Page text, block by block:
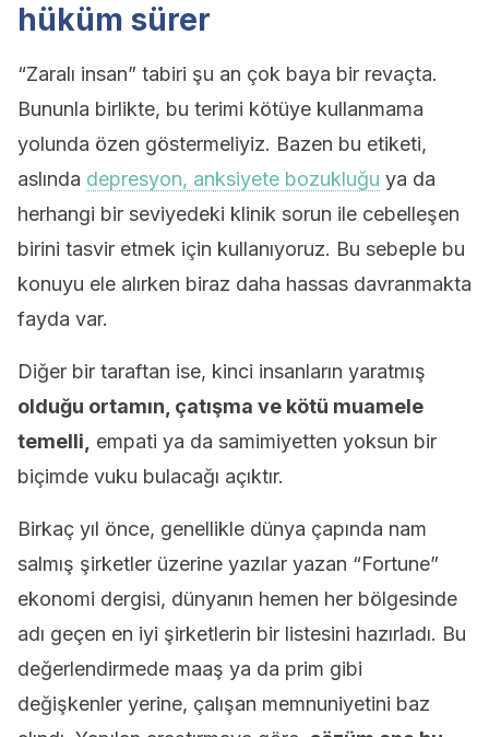
hüküm sürer
“Zaralı insan” tabiri şu an çok baya bir revaçta.
Bununla birlikte, bu terimi kötüye kullanmama
yolunda özen göstermeliyiz. Bazen bu etiketi,
aslında depresyon, anksiyete bozukluğu ya da
herhangi bir seviyedeki klinik sorun ile cebelleşen
birini tasvir etmek için kullanıyoruz. Bu sebeple bu
konuyu ele alırken biraz daha hassas davranmakta
fayda var.
Diğer bir taraftan ise, kinci insanların yaratmış
olduğu ortamın, çatışma ve kötü muamele
temelli,
empati ya da samimiyetten yoksun bir
biçimde vuku bulacağı açıktır.
Birkaç yıl önce, genellikle dünya çapında nam
salmış şirketler üzerine yazılar yazan “Fortune”
ekonomi dergisi, dünyanın hemen her bölgesinde
adı geçen en iyi şirketlerin bir listesini hazırladı. Bu
değerlendirmede maaş ya da prim gibi
değişkenler yerine, çalışan memnuniyetini baz